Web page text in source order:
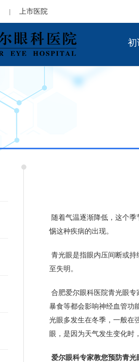
| 上市医院
初
随着气温逐渐降低，这个
惕这种疾病的出现。
青光眼是指眼内压间断或
至失明。
合肥爱尔眼科医院青光眼
暴食等都会影响神经血管功
光眼多发生在冬季，一般在
眼，是因为天气发生变化时
爱尔眼科专家教您预防青光